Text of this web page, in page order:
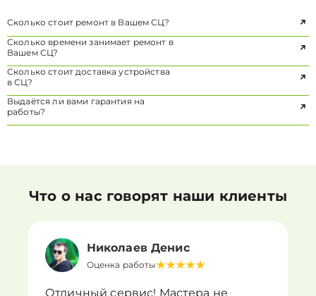
Сколько стоит ремонт в Вашем СЦ?
Сколько времени занимает ремонт в
Вашем СЦ?
Сколько стоит доставка устройства
в СЦ?
Выдаётся ли вами гарантия на
работы?
Что о нас говорят наши клиенты
Николаев Денис
Оценка работы
Отличный сервис! Мастера не